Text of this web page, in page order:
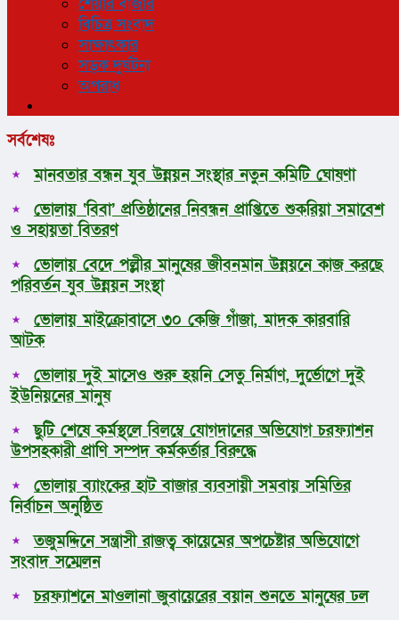
বিচিত্র সংবাদ
সাক্ষাৎকার
সড়ক দুর্ঘটনা
অপরাধ
সর্বশেষঃ
মানবতার বন্ধন যুব উন্নয়ন সংস্থার নতুন কমিটি ঘোষণা
ভোলায় ‘বিবা’ প্রতিষ্ঠানের নিবন্ধন প্রাপ্তিতে শুকরিয়া সমাবেশ
ও সহায়তা বিতরণ
ভোলায় বেদে পল্লীর মানুষের জীবনমান উন্নয়নে কাজ করছে
পরিবর্তন যুব উন্নয়ন সংস্থা
ভোলায় মাইক্রোবাসে ৩০ কেজি গাঁজা, মাদক কারবারি
আটক
ভোলায় দুই মাসেও শুরু হয়নি সেতু নির্মাণ, দুর্ভোগে দুই
ইউনিয়নের মানুষ
ছুটি শেষে কর্মস্থলে বিলম্বে যোগদানের অভিযোগ চরফ্যাশন
উপসহকারী প্রাণি সম্পদ কর্মকর্তার বিরুদ্ধে
ভোলায় ব্যাংকের হাট বাজার ব্যবসায়ী সমবায় সমিতির
নির্বাচন অনুষ্ঠিত
তজুমদ্দিনে সন্ত্রাসী রাজত্ব কায়েমের অপচেষ্টার অভিযোগে
সংবাদ সম্মেলন
চরফ্যাশনে মাওলানা জুবায়েরের বয়ান শুনতে মানুষের ঢল